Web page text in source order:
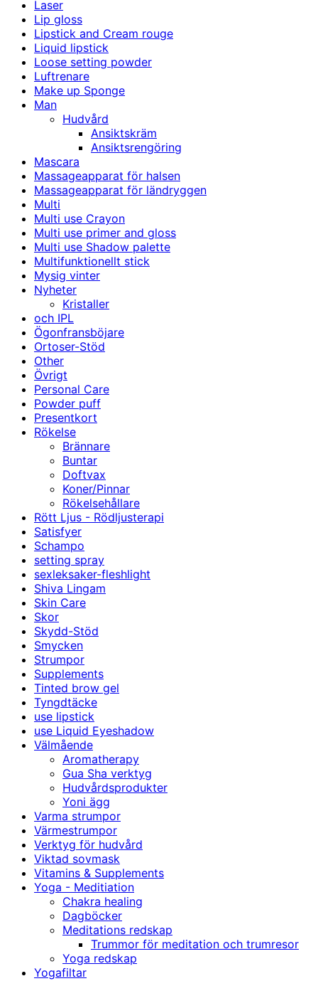
Laser
Lip gloss
Lipstick and Cream rouge
Liquid lipstick
Loose setting powder
Luftrenare
Make up Sponge
Man
Hudvård
Ansiktskräm
Ansiktsrengöring
Mascara
Massageapparat för halsen
Massageapparat för ländryggen
Multi
Multi use Crayon
Multi use primer and gloss
Multi use Shadow palette
Multifunktionellt stick
Mysig vinter
Nyheter
Kristaller
och IPL
Ögonfransböjare
Ortoser-Stöd
Other
Övrigt
Personal Care
Powder puff
Presentkort
Rökelse
Brännare
Buntar
Doftvax
Koner/Pinnar
Rökelsehållare
Rött Ljus - Rödljusterapi
Satisfyer
Schampo
setting spray
sexleksaker-fleshlight
Shiva Lingam
Skin Care
Skor
Skydd-Stöd
Smycken
Strumpor
Supplements
Tinted brow gel
Tyngdtäcke
use lipstick
use Liquid Eyeshadow
Välmående
Aromatherapy
Gua Sha verktyg
Hudvårdsprodukter
Yoni ägg
Varma strumpor
Värmestrumpor
Verktyg för hudvård
Viktad sovmask
Vitamins & Supplements
Yoga - Meditiation
Chakra healing
Dagböcker
Meditations redskap
Trummor för meditation och trumresor
Yoga redskap
Yogafiltar